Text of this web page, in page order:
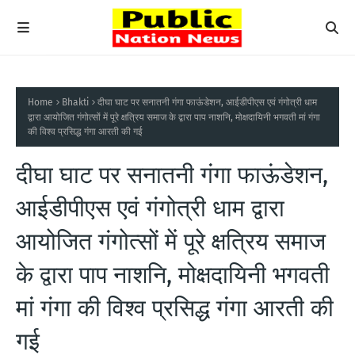
Home Bhakti
दीघा घाट पर सनातनी गंगा फाऊंडेशन, आईडीपीएस एवं गंगोत्री धाम
द्वारा आयोजित गंगोत्सों में पूरे क्षत्रिय समाज के द्वारा पाप नाशनि, मोक्षदायिनी भगवती मां गंगा
की विश्व प्रसिद्ध गंगा आरती की गई
दीघा घाट पर सनातनी गंगा फाऊंडेशन,
आईडीपीएस एवं गंगोत्री धाम द्वारा
आयोजित गंगोत्सों में पूरे क्षत्रिय समाज
के द्वारा पाप नाशनि, मोक्षदायिनी भगवती
मां गंगा की विश्व प्रसिद्ध गंगा आरती की
गई